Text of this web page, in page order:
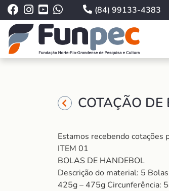
(84) 99133-4383
COTAÇÃO
Estamos recebendo cotações
ITEM 01
BOLAS DE HANDEBOL
Descrição do material: 5
425g – 475g Circunferência: